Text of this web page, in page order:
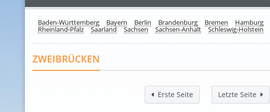
Baden-Württemberg Bayern Berlin Brandenburg Bremen Hamburg
Rheinland-Pfalz Saarland Sachsen Sachsen-Anhalt Schleswig-Holstein
ZWEIBRÜCKEN
Erste Seite Letzte Seite